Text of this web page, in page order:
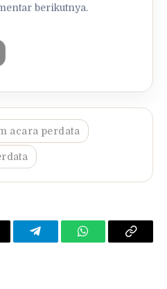
berikutnya.
acara perdata
TelegramWhatsAppCopy